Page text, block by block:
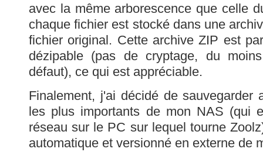
avec la même arborescence que celle
chaque fichier est stocké dans une
fichier original. Cette archive ZIP est
dézipable (pas de cryptage, du
défaut), ce qui est appréciable.
Finalement, j'ai décidé de sauvegarder
les plus importants de mon NAS (qui
réseau sur le PC sur lequel tourne
automatique et versionné en externe de